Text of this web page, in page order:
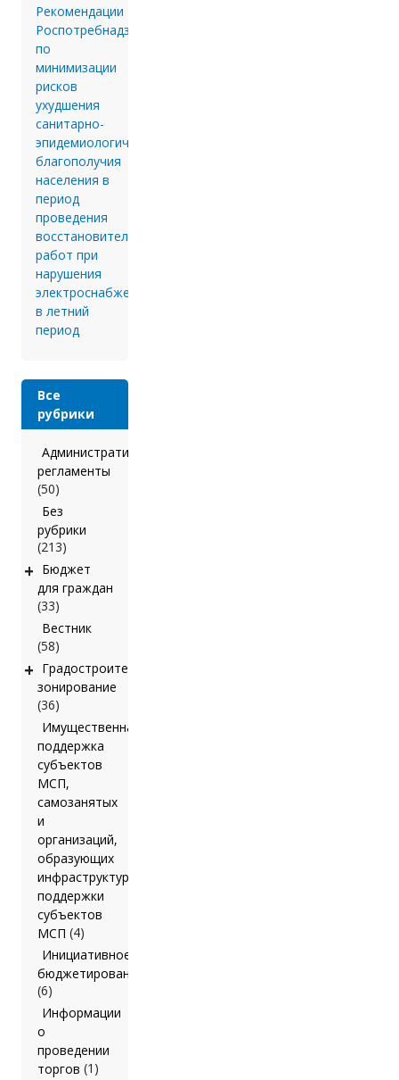
Рекомендации
Роспотребнадзора
по
минимизации
рисков
ухудшения
санитарно-
эпидемиологического
благополучия
населения в
период
проведения
восстановительных
работ при
нарушения
электроснабжения
в летний
период
Все
рубрики
Административные
регламенты
(50)
Без
рубрики
(213)
+ Бюджет
для граждан
(33)
Вестник
(58)
+ Градостроительное
зонирование
(36)
Имущественная
поддержка
субъектов
МСП,
самозанятых
и
организаций,
образующих
инфраструктуру
поддержки
субъектов
МСП (4)
Инициативное
бюджетирование
(6)
Информации
о
проведении
торгов (1)